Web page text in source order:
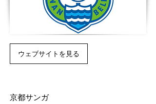
ウェブサイトを見る
京都サンガ